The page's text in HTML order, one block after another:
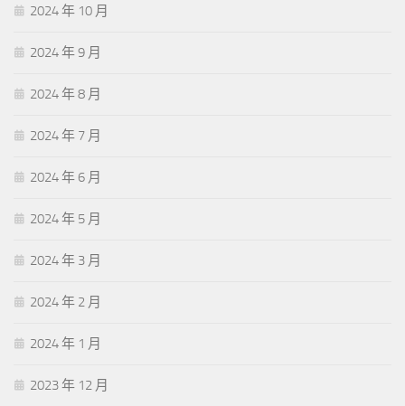
2024 年 10 月
2024 年 9 月
2024 年 8 月
2024 年 7 月
2024 年 6 月
2024 年 5 月
2024 年 3 月
2024 年 2 月
2024 年 1 月
2023 年 12 月